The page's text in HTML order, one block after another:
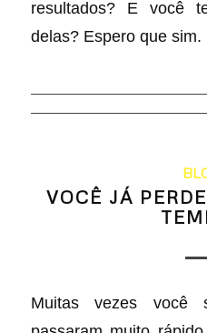
resultados? E você
delas? Espero que sim.
VOCÊ JÁ
Muitas vezes você